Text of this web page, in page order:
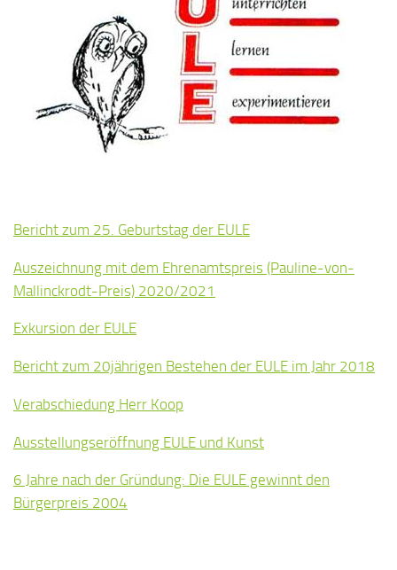
Bericht zum 25. Geburtstag der EULE
Auszeichnung mit dem Ehrenamtspreis (Pauline-von-
Mallinckrodt-Preis) 2020/2021
Exkursion der EULE
Bericht zum 20jährigen Bestehen der EULE im Jahr 2018
Verabschiedung Herr Koop
Ausstellungseröffnung EULE und Kunst
6 Jahre nach der Gründung: Die EULE gewinnt den
Bürgerpreis 2004